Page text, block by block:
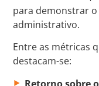
para demonstrar
administrativo.
Entre as métricas
destacam-se: